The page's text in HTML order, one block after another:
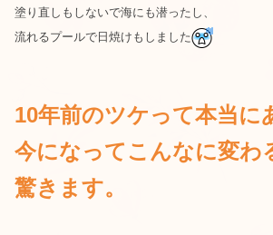
塗り直しもしないで海にも潜ったし、
流れるプールで日焼けもしました
10年前のツケって本当に
今になってこんなに変わ
驚きます。